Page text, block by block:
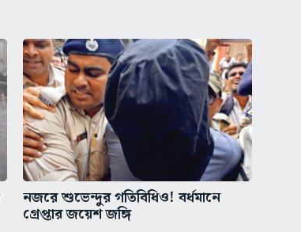
নজরে শুভেন্দুর গতিবিধিও! বর্ধমানে
গ্রেপ্তার জয়েশ জঙ্গি